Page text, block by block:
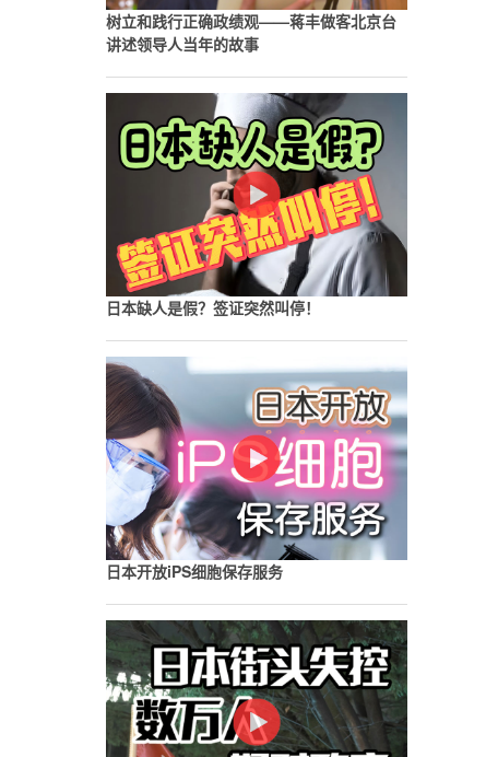
树立和践行正确政绩观——蒋丰做客北京台
讲述领导人当年的故事
日本缺人是假？签证突然叫停！
日本开放iPS细胞保存服务